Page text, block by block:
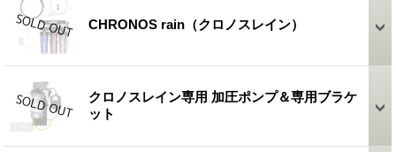
CHRONOS rain（クロノスレイン）
クロノスレイン専用 加圧ポンプ＆専用ブラケ
ット